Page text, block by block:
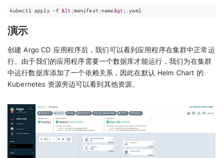
kubectl apply -f &lt;manifest-name&gt; .yaml
演示
创建 Argo CD 应用程序后，我们可以看到应用程序在集群中正常运
行。由于我们的应用程序需要一个数据库才能运行，我们为在集群
中运行数据库添加了一个依赖关系，因此在默认 Helm Chart 的
Kubernetes 资源旁边可以看到其他资源。